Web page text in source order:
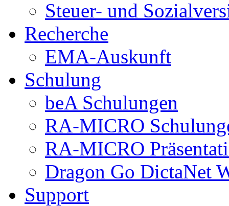
Steuer- und
Recherche
EMA-Auskunft
Schulung
beA Schulungen
RA-MICRO
RA-MICRO
Dragon Go DictaNet
Support